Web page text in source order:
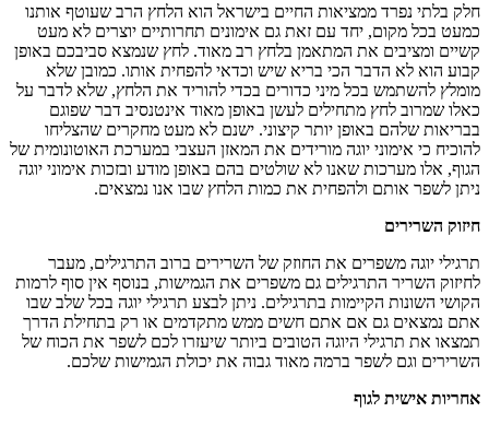
חלק בלתי נפרד ממציאות החיים בישראל הוא הלחץ הרב שעוטף אותנו
כמעט בכל מקום, יחד עם זאת גם אימונים תחרותיים יוצרים לא מעט
קשיים ומציבים את המתאמן בלחץ רב מאוד. לחץ שנמצא סביבכם באופן
קבוע הוא לא הדבר הכי בריא שיש וכדאי להפחית אותו. כמובן שלא
מומלץ להשתמש בכל מיני כדורים בכדי להוריד את הלחץ, שלא לדבר על
כאלו שמרוב לחץ מתחילים לעשן באופן מאוד אינטנסיב דבר שפוגם
בבריאות שלהם באופן יותר קיצוני. ישנם לא מעט מחקרים שהצליחו
להוכיח כי אימוני יוגה מורידים את המאזן העצבי במערכת האוטונומית של
הגוף, אלו מערכות שאנו לא שולטים בהם באופן מודע ובזכות אימוני יוגה
ניתן לשפר אותם ולהפחית את כמות הלחץ שבו אנו נמצאים.
חיזוק השרירים
תרגילי יוגה משפרים את החוזק של השרירים ברוב התרגילים, מעבר
לחיזוק השריר התרגילים גם משפרים את הגמישות, בנוסף אין סוף לרמות
הקושי השונות הקיימות בתרגילים. ניתן לבצע תרגילי יוגה בכל שלב שבו
אתם נמצאים גם אם אתם חשים ממש מתקדמים או רק בתחילת הדרך
תמצאו את תרגילי היוגה הטובים ביותר שיעזרו לכם לשפר את הכוח של
השרירים וגם לשפר ברמה מאוד גבוה את יכולת הגמישות שלכם.
אחריות אישית לגוף